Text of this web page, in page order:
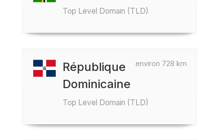
Top Level Domain (TLD)
environ 728 km
République
Dominicaine
Top Level Domain (TLD)